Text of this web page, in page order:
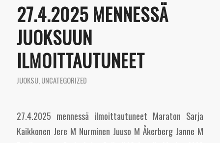
27.4.2025 MENNESSÄ
JUOKSUUN
ILMOITTAUTUNEET
JUOKSU, UNCATEGORIZED
27.4.2025 mennessä ilmoittautuneet Maraton Sarja
Kaikkonen Jere M Nurminen Juuso M Åkerberg Janne M